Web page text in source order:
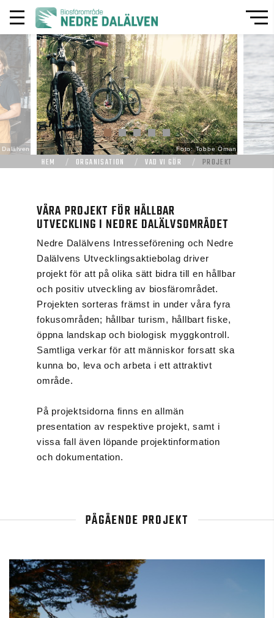
Foto: Tobbe Öman
HEM ORGANISATION VAD VI GÖR PROJEKT
VÅRA PROJEKT FÖR HÅLLBAR
UTVECKLING I NEDRE DALÄLVSOMRÅDET
Nedre Dalälvens Intresseförening och Nedre
Dalälvens Utvecklingsaktiebolag driver
projekt för att på olika sätt bidra till en hållbar
och positiv utveckling av biosfärområdet.
Projekten sorteras främst in under våra fyra
fokusområden; hållbar turism, hållbart fiske,
öppna landskap och biologisk myggkontroll.
Samtliga verkar för att människor forsatt ska
kunna bo, leva och arbeta i ett attraktivt
område.
På projektsidorna finns en allmän
presentation av respektive projekt, samt i
vissa fall även löpande projektinformation
och dokumentation.
PÅGÅENDE PROJEKT